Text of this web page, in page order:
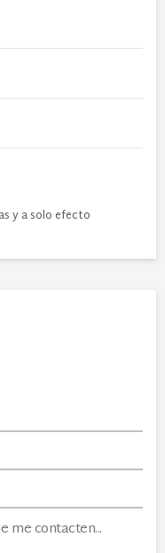
y a solo efecto